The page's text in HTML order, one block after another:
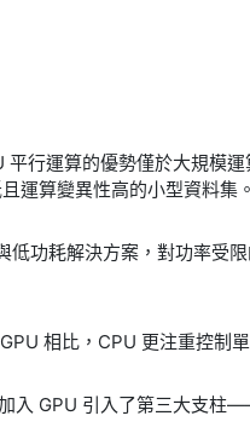
行運算的優勢僅於大規模
運算變異性高的小型資料集。
功耗解決方案，對功率受
相比，CPU 更注重控制
入 GPU 引入了第三大支柱